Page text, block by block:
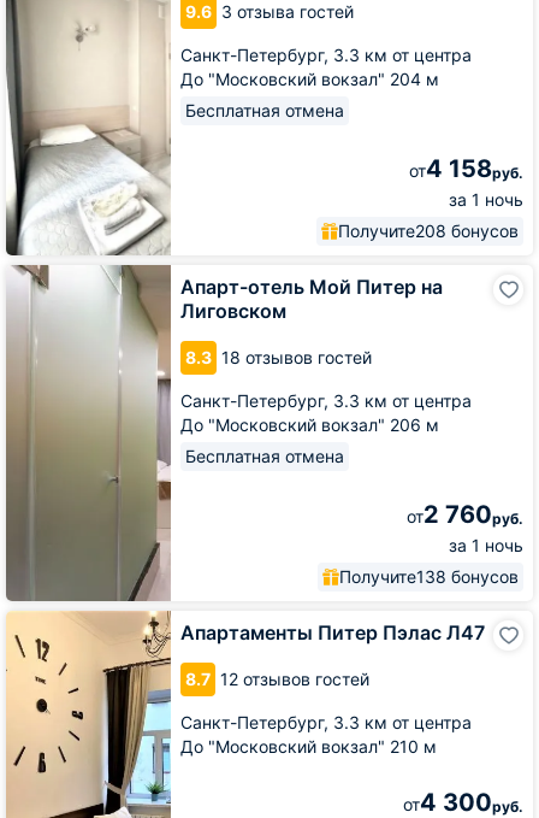
9.6 3 отзыва гостей
Санкт-Петербург, 3.3 км от центра
До "Московский вокзал" 204 м
Бесплатная отмена
от4 158руб.
за 1 ночь
Получите208 бонусов
Апарт-отель Мой Питер на
Лиговском
8.3 18 отзывов гостей
Санкт-Петербург, 3.3 км от центра
До "Московский вокзал" 206 м
Бесплатная отмена
от2 760руб.
за 1 ночь
Получите138 бонусов
Апарт-
отель
Питер
Апартаменты Питер Пэлас Л47
8.7 12 отзывов гостей
Санкт-Петербург, 3.3 км от центра
До "Московский вокзал" 210 м
от4 300руб.
Апартаменты
Питер
Пэлас